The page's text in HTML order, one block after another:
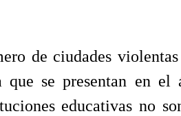
de ciudades
se presentan en
educativas no